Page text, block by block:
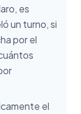
es
un turno, si
por el
el